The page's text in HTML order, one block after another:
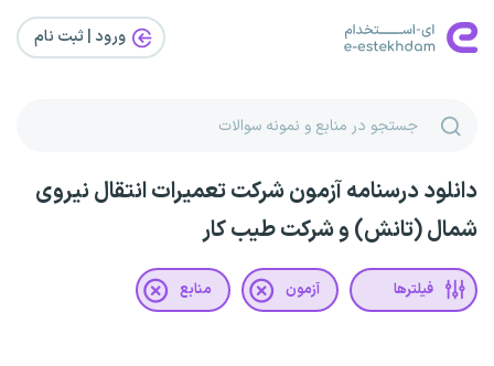
ورود | ثبت‌ نام
دانلود درسنامه آزمون شرکت تعمیرات انتقال نیروی
شمال (تانش) و شرکت طیب کار
فیلترها آزمون منابع